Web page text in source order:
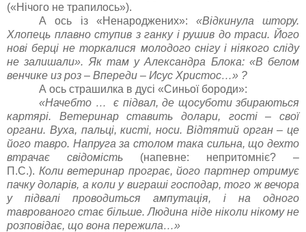
(«Нічого не трапилось»).
А ось із «Ненароджених»: «Відкинула штору.
Хлопець плавно ступив з ганку і рушив до траси. Його
нові берці не торкалися молодого снігу і ніякого сліду
не залишали». Як там у Александра Блока: «В белом
венчике из роз – Впереди – Исус Христос…» ?
А ось страшилка в дусі «Синьої бороди»:
«Начебто … є підвал, де щосуботи збираються
картярі. Ветеринар ставить долари, гості – свої
органи. Вуха, пальці, кисті, носи. Відтятий орган – це
його тавро. Напруга за столом така сильна, що дехто
втрачає свідомість (напевне: непритомніє? –
П.С.). Коли ветеринар програє, його партнер отримує
пачку доларів, а коли у виграші господар, того ж вечора
у підвалі проводиться ампутація, і на одного
таврованого стає більше. Людина ніде ніколи нікому не
розповідає, що вона пережила…»